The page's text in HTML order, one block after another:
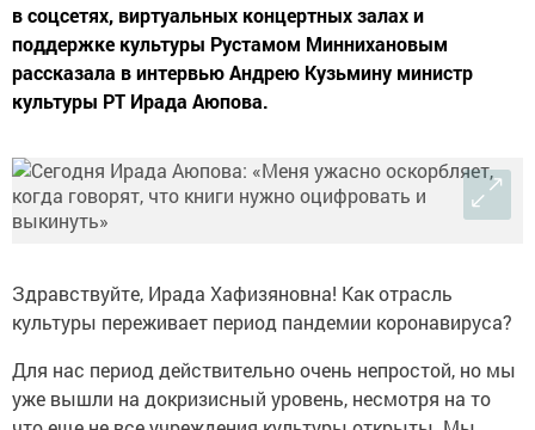
в соцсетях, виртуальных концертных залах и
поддержке культуры Рустамом Миннихановым
рассказала в интервью Андрею Кузьмину министр
культуры РТ Ирада Аюпова.
Здравствуйте, Ирада Хафизяновна! Как отрасль
культуры переживает период пандемии коронавируса?
Для нас период действительно очень непростой, но мы
уже вышли на докризисный уровень, несмотря на то